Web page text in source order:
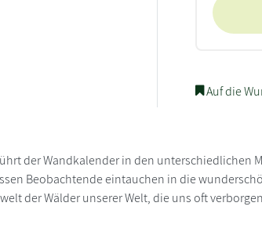
Auf die
der Wandkalender in den unterschiedlichen
Beobachtende eintauchen in die
der Wälder unserer Welt, die uns oft